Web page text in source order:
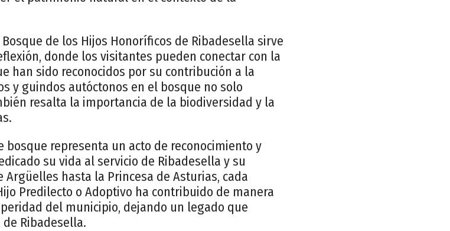
de los Hijos Honoríficos de Ribadesella sirve
donde los visitantes pueden conectar con la
han sido reconocidos por su contribución a la
y guindos autóctonos en el bosque no solo
resalta la importancia de la biodiversidad y la
bosque representa un acto de reconocimiento y
su vida al servicio de Ribadesella y su
hasta la Princesa de Asturias, cada
Predilecto o Adoptivo ha contribuido de manera
del municipio, dejando un legado que
Ribadesella.